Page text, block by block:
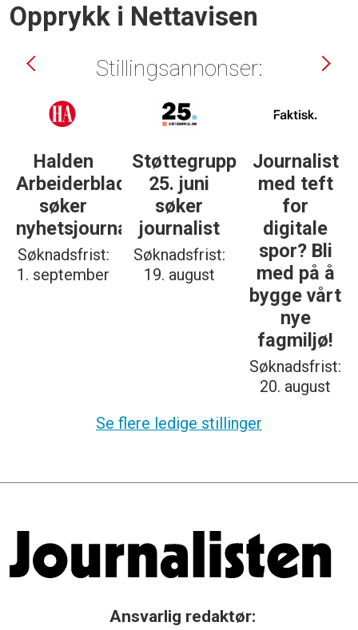
Opprykk i Nettavisen
Stillingsannonser:
Halden
Arbeiderblad
søker
nyhetsjournalist
Søknadsfrist:
1. september
Støttegruppa
25. juni
søker
journalist
Søknadsfrist:
19. august
Journalist
med teft
for
digitale
spor? Bli
med på å
bygge vårt
nye
fagmiljø!
Søknadsfrist:
20. august
Se flere ledige stillinger
Ansvarlig redaktør: